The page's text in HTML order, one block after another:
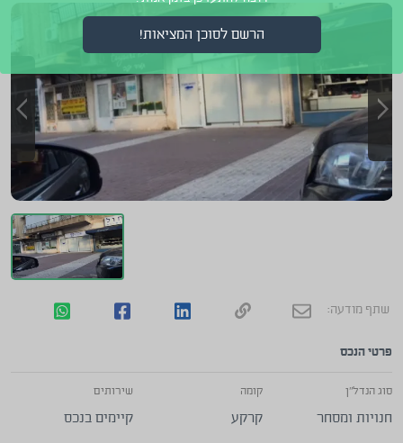
הרשם לסוכן המציאות!
שתף מודעה:
פרטי הנכס
סוג הנדל"ן
חנויות ומסחר
קומה
קרקע
שירותים
קיימים בנכס